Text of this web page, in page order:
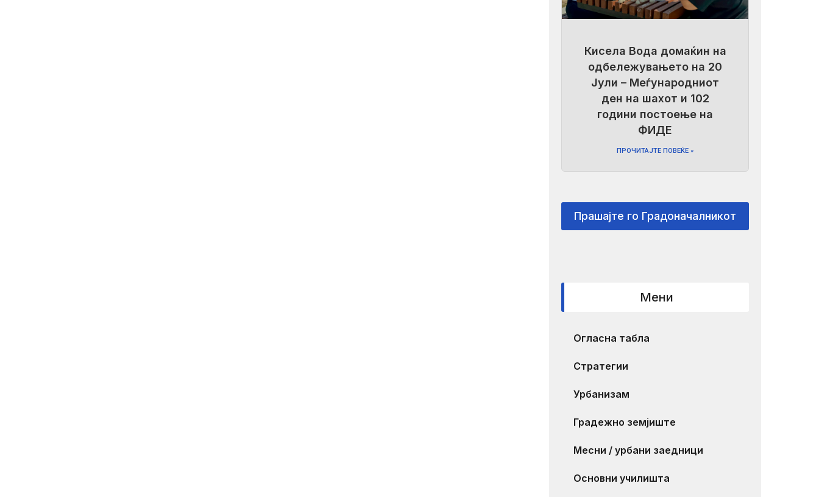
Кисела Вода домаќин на
одбележувањето на 20
Јули – Меѓународниот
ден на шахот и 102
години постоење на
ФИДЕ
ПРОЧИТАЈТЕ ПОВЕЌЕ »
Прашајте го Градоначалникот
Мени
Огласна табла
Стратегии
Урбанизам
Градежно земјиште
Месни / урбани заедници
Основни училишта